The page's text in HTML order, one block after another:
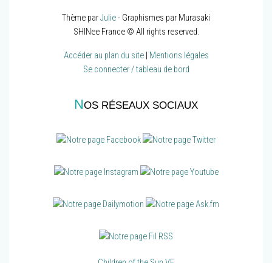
Thème parJulie- Graphismes par Murasaki
SHINee France © All rights reserved.
Accéder au plan du site| Mentions légales
Se connecter / tableau de bord
NOS RÉSEAUX SOCIAUX